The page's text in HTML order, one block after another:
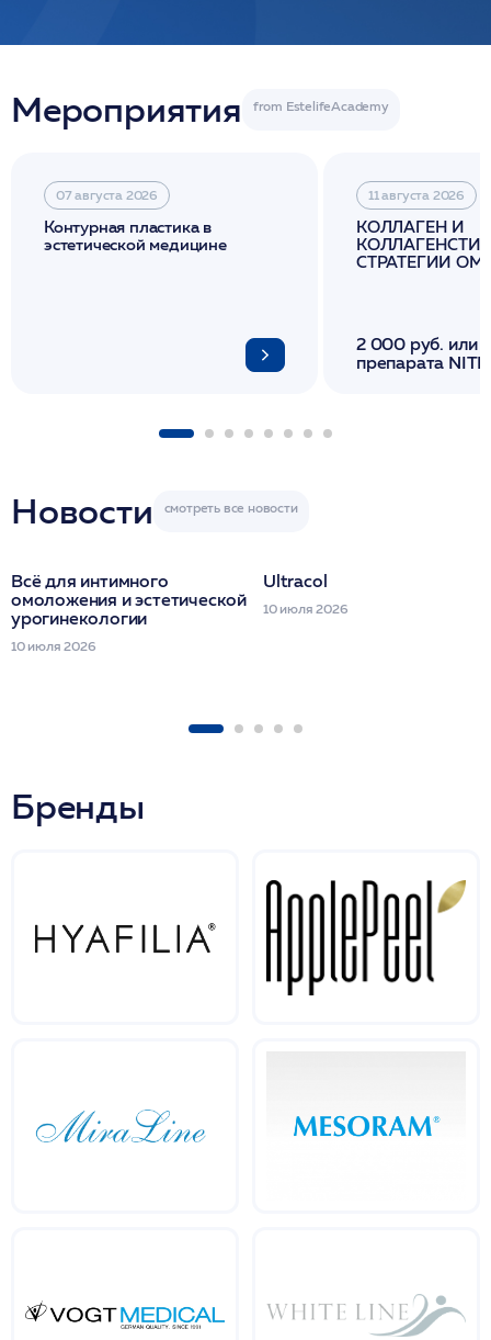
Мероприятия
07 августа 2026
Контурная пластика в
эстетической медицине
11 августа 2026
КОЛЛАГЕН И
СТРАТЕГИИ
2 000 руб. или
препарата
Новости
Всё для интимного
омоложения и эстетической
урогинекологии
10 июля 2026
Ultracol
10 июля 2026
Бренды